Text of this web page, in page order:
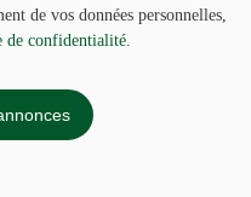
de vos données personnelles,
de confidentialité.